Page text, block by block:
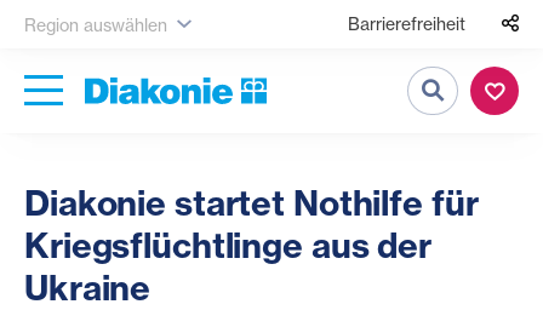
Region auswählen Barrierefreiheit
Suche
Diakonie startet Nothilfe für
Kriegsflüchtlinge aus der
Ukraine